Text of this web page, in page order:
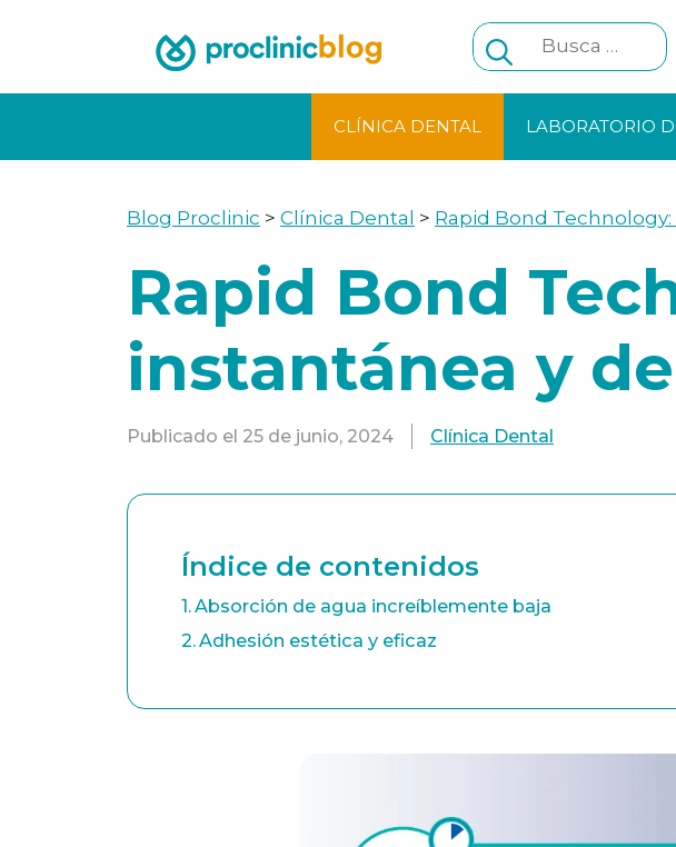
for:
CLÍNICA DENTAL LABORATORIO
Blog Proclinic > Clínica Dental > Rapid Bond
Rapid Bond
instantánea y
Publicado el 25 de junio, 2024 Clínica Dental
Índice de contenidos
Absorción de agua increíblemente baja
Adhesión estética y eficaz